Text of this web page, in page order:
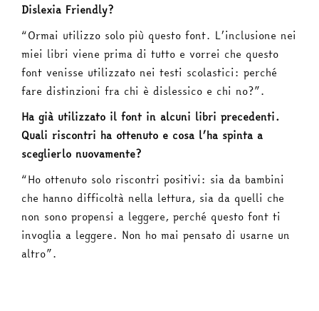
Dislexia Friendly?
“Ormai utilizzo solo più questo font. L’inclusione nei
miei libri viene prima di tutto e vorrei che questo
font venisse utilizzato nei testi scolastici: perché
fare distinzioni fra chi è dislessico e chi no?”.
Ha già utilizzato il font in alcuni libri precedenti.
Quali riscontri ha ottenuto e cosa l’ha spinta a
sceglierlo nuovamente?
“Ho ottenuto solo riscontri positivi: sia da bambini
che hanno difficoltà nella lettura, sia da quelli che
non sono propensi a leggere, perché questo font ti
invoglia a leggere. Non ho mai pensato di usarne un
altro”.